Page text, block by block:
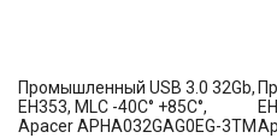
Промышленный USB 3.0 32Gb,
EH353, MLC -40C° +85C°,
Apacer APHA032GAG0EG-3TM